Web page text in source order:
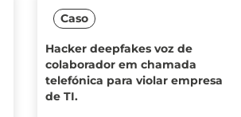
Caso
Hacker deepfakes voz de
colaborador em chamada
telefónica para violar empresa
de TI.